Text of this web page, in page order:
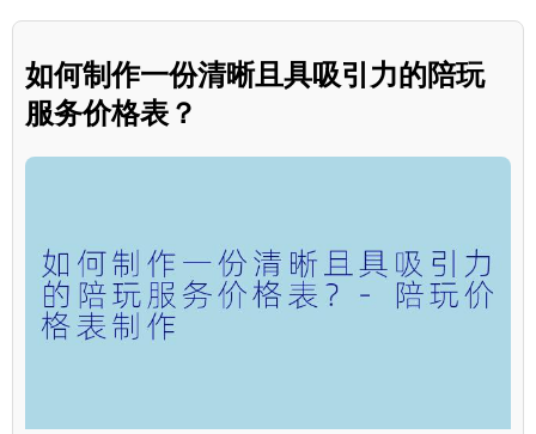
如何制作一份清晰且具吸引力的陪玩
服务价格表？